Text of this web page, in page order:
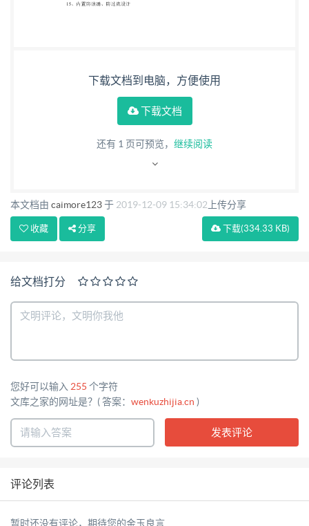
个固 定的 IP 地址或固定的域名，各个数据采集点采
端相连，环保数据采集器采集到的数据通过 GPRS 数
议封装后发送到 GPRS 无线网络。 (2)、监控中心：
公网固定 IP 地址；可以实现中小容量的数据采集
应用。 b）专网接入方案 服务器采用省移动通信公司
络相 连。由于 DDN 专线可提供较高的带宽，当环保
信息采集点数量增加，中心不用扩容即可满 足需求，
可实现大容量数据采集应用。 监控中心 RADIUS 服务
后传送到 监控中心计算机主机，通过系统软件对数据
进行还原显示，并进行数据处理，这样进一步增 强了
系统数据通信安全性能。 3、GPRS/GSM 移动数据传
输网络： 现场监控点采集的数据经 GPRS/GSM 网络
空中接口功能模块同时对数据进行解码处 理，转换成
数据网络进行传输，最终传 送到监控中心 IP 地址。
（二）系统方案 各监控点使用 GPRS DTU 透明数据
下载文档到电脑，方便使用
下载文档
还有 1 页可预览， 继续阅读
本文档由 caimore123于 2019-12-09 15:34:02 上传分享
下载(334.33 KB)
收藏 分享
给文档打分
您好可以输入 255 个字符
文库之家的网址是？( 答案： wenkuzhijia.cn )
评论列表
暂时还没有评论，期待您的金玉良言